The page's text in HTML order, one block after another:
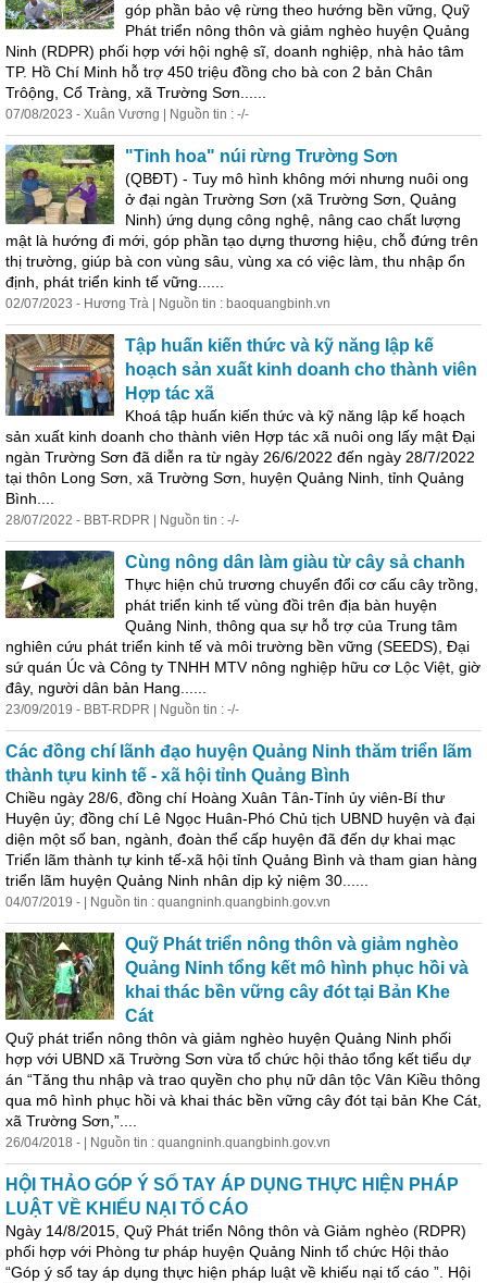
góp phần bảo vệ rừng theo hướng bền vững, Quỹ
Phát triển nông thôn và giảm nghèo huyện Quảng
Ninh (RDPR) phối hợp với hội nghệ sĩ, doanh nghiệp, nhà hảo tâm
TP. Hồ Chí Minh hỗ trợ 450 triệu đồng cho bà con 2 bản Chân
Trôộng, Cổ Tràng, xã Trường Sơn......
07/08/2023 - Xuân Vương | Nguồn tin : -/-
"Tinh hoa" núi rừng Trường Sơn
(QBĐT) - Tuy mô hình không mới nhưng nuôi ong
ở đại ngàn Trường Sơn (xã Trường Sơn, Quảng
Ninh) ứng dụng công nghệ, nâng cao chất lượng
mật là hướng đi mới, góp phần tạo dựng thương hiệu, chỗ đứng trên
thị trường, giúp bà con vùng sâu, vùng xa có việc làm , thu nhập ổn
định, phát triển kinh tế vững......
02/07/2023 - Hương Trà | Nguồn tin : baoquangbinh.vn
Tập huấn kiến thức và kỹ năng lập kế
hoạch sản xuất kinh doanh cho thành viên
Hợp tác xã
Khoá tập huấn kiến thức và kỹ năng lập kế hoạch
sản xuất kinh doanh cho thành viên Hợp tác xã nuôi ong lấy mật Đại
ngàn Trường Sơn đã diễn ra từ ngày 26/6/2022 đến ngày 28/7/2022
tại thôn Long Sơn, xã Trường Sơn, huyện Quảng Ninh, tỉnh Quảng
Bình....
28/07/2022 - BBT-RDPR | Nguồn tin : -/-
Cùng nông dân làm giàu từ cây sả chanh
Thực hiện chủ trương chuyển đổi cơ cấu cây trồng,
phát triển kinh tế vùng đồi trên địa bàn huyện
Quảng Ninh, thông qua sự hỗ trợ của Trung tâm
nghiên cứu phát triển kinh tế và môi trường bền vững (SEEDS), Đại
sứ quán Úc và Công ty TNHH MTV nông nghiệp hữu cơ Lộc Việt, giờ
đây, người dân bản Hang......
23/09/2019 - BBT-RDPR | Nguồn tin : -/-
Các đồng chí lãnh đạo huyện Quảng Ninh thăm triển lãm
thành tựu kinh tế - xã hội tỉnh Quảng Bình
Chiều ngày 28/6, đồng chí Hoàng Xuân Tân-Tỉnh ủy viên-Bí thư
Huyện ủy; đồng chí Lê Ngọc Huân-Phó Chủ tịch UBND huyện và đại
diện một số ban, ngành, đoàn thể cấp huyện đã đến dự khai mạc
Triển lãm thành tự kinh tế-xã hội tỉnh Quảng Bình và tham gian hàng
triển lãm huyện Quảng Ninh nhân dịp kỷ niệm 30......
04/07/2019 - | Nguồn tin : quangninh.quangbinh.gov.vn
Quỹ Phát triển nông thôn và giảm nghèo
Quảng Ninh tổng kết mô hình phục hồi và
khai thác bền vững cây đót tại Bản Khe
Cát
Quỹ phát triển nông thôn và giảm nghèo huyện Quảng Ninh phối
hợp với UBND xã Trường Sơn vừa tổ chức hội thảo tổng kết tiểu dự
án “Tăng thu nhập và trao quyền cho phụ nữ dân tộc Vân Kiều thông
qua mô hình phục hồi và khai thác bền vững cây đót tại bản Khe Cát,
xã Trường Sơn,”....
26/04/2018 - | Nguồn tin : quangninh.quangbinh.gov.vn
HỘI THẢO GÓP Ý SỔ TAY ÁP DỤNG THỰC HIỆN PHÁP
LUẬT VỀ KHIẾU NẠI TỐ CÁO
Ngày 14/8/2015, Quỹ Phát triển Nông thôn và Giảm nghèo (RDPR)
phối hợp với Phòng tư pháp huyện Quảng Ninh tổ chức Hội thảo
“Góp ý sổ tay áp dụng thực hiện pháp luật về khiếu nại tố cáo ”. Hội